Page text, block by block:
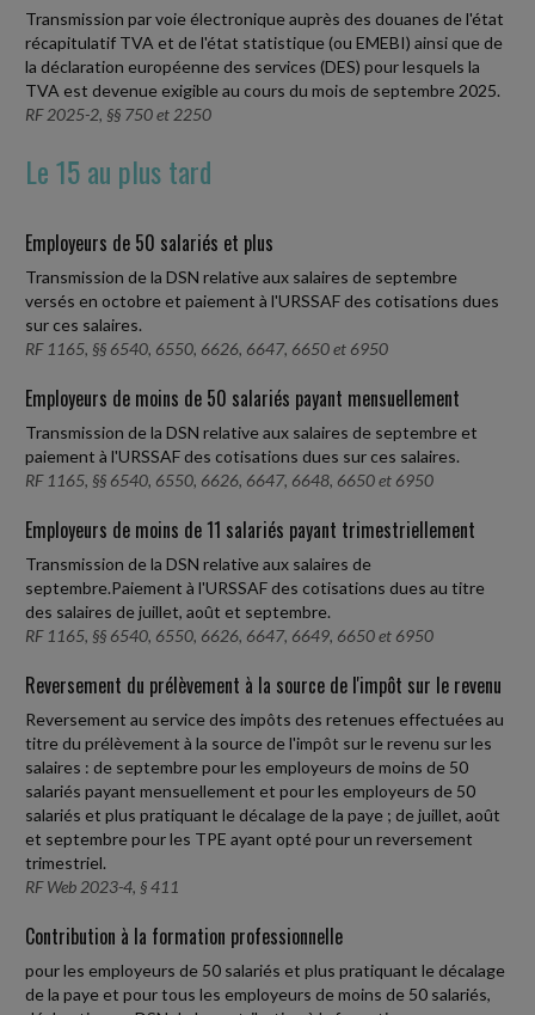
Transmission par voie électronique auprès des douanes de l'état
récapitulatif TVA et de l'état statistique (ou EMEBI) ainsi que de
la déclaration européenne des services (DES) pour lesquels la
TVA est devenue exigible au cours du mois de septembre 2025.
RF 2025-2, §§ 750 et 2250
Le 15 au plus tard
Employeurs de 50 salariés et plus
Transmission de la DSN relative aux salaires de septembre
versés en octobre et paiement à l'URSSAF des cotisations dues
sur ces salaires.
RF 1165, §§ 6540, 6550, 6626, 6647, 6650 et 6950
Employeurs de moins de 50 salariés payant mensuellement
Transmission de la DSN relative aux salaires de septembre et
paiement à l'URSSAF des cotisations dues sur ces salaires.
RF 1165, §§ 6540, 6550, 6626, 6647, 6648, 6650 et 6950
Employeurs de moins de 11 salariés payant trimestriellement
Transmission de la DSN relative aux salaires de
septembre.Paiement à l'URSSAF des cotisations dues au titre
des salaires de juillet, août et septembre.
RF 1165, §§ 6540, 6550, 6626, 6647, 6649, 6650 et 6950
Reversement du prélèvement à la source de l'impôt sur le revenu
Reversement au service des impôts des retenues effectuées au
titre du prélèvement à la source de l'impôt sur le revenu sur les
salaires : de septembre pour les employeurs de moins de 50
salariés payant mensuellement et pour les employeurs de 50
salariés et plus pratiquant le décalage de la paye ; de juillet, août
et septembre pour les TPE ayant opté pour un reversement
trimestriel.
RF Web 2023-4, § 411
Contribution à la formation professionnelle
pour les employeurs de 50 salariés et plus pratiquant le décalage
de la paye et pour tous les employeurs de moins de 50 salariés,